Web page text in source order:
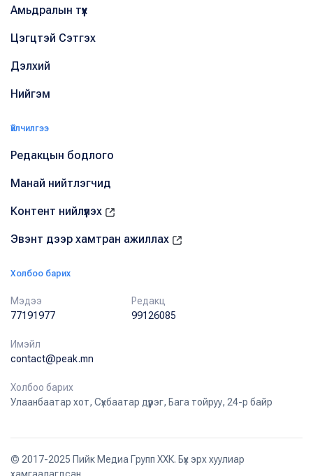
Амьдралын түүх
Цэгцтэй Сэтгэх
Дэлхий
Нийгэм
Үйлчилгээ
Редакцын бодлого
Манай нийтлэгчид
Контент нийлүүлэх
Эвэнт дээр хамтран ажиллах
Холбоо барих
Мэдээ
77191977
Редакц
99126085
Имэйл
contact@peak.mn
Холбоо барих
Улаанбаатар хот, Сүхбаатар дүүрэг, Бага тойруу, 24-р байр
© 2017-2025 Пийк Медиа Групп ХХК. Бүх эрх хуулиар